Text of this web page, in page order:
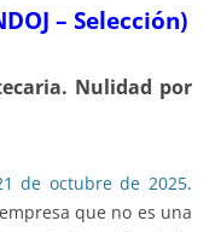
– Selección)
Nulidad por
de octubre de 2025.
que no es una